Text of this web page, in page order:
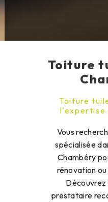
Toiture
Toiture
l'expertise
Vous
spécialisée
Chambéry
rénovation
Découvrez
prestataire